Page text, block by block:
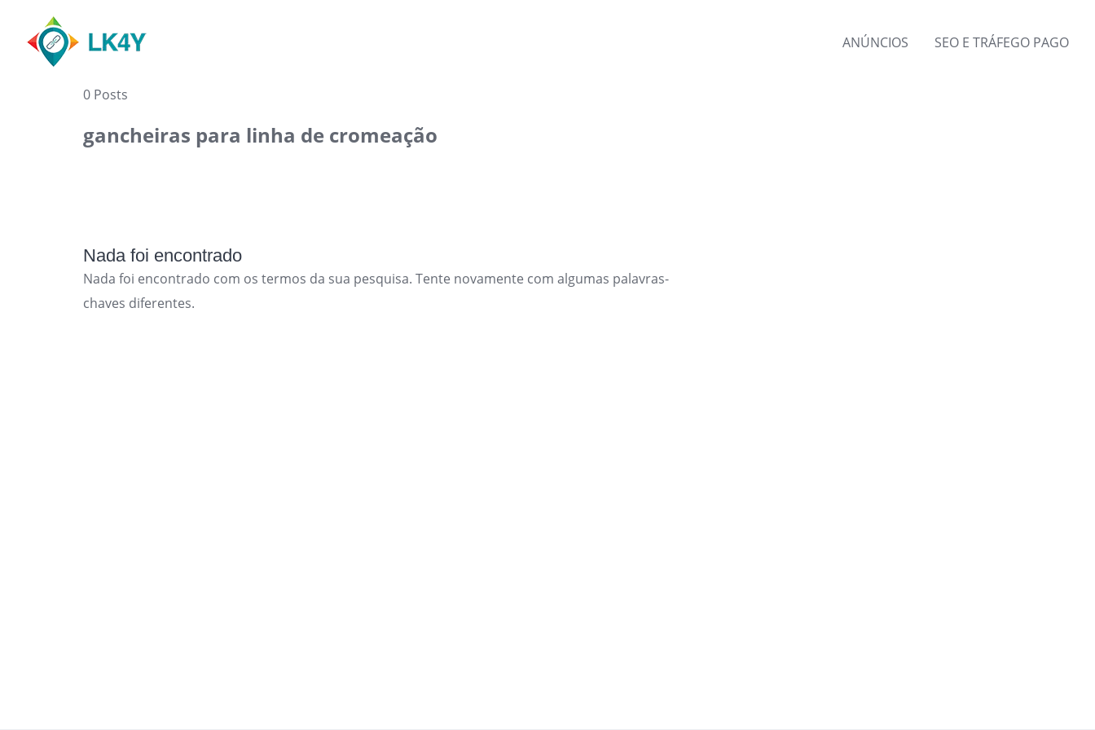
content
ANÚNCIOS SEO E TRÁFEGO PAGO
0 Posts
gancheiras para linha de cromeação
Nada foi encontrado
Nada foi encontrado com os termos da sua pesquisa. Tente novamente com algumas palavras-
chaves diferentes.